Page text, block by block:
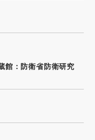
館：防衛省防衛研究